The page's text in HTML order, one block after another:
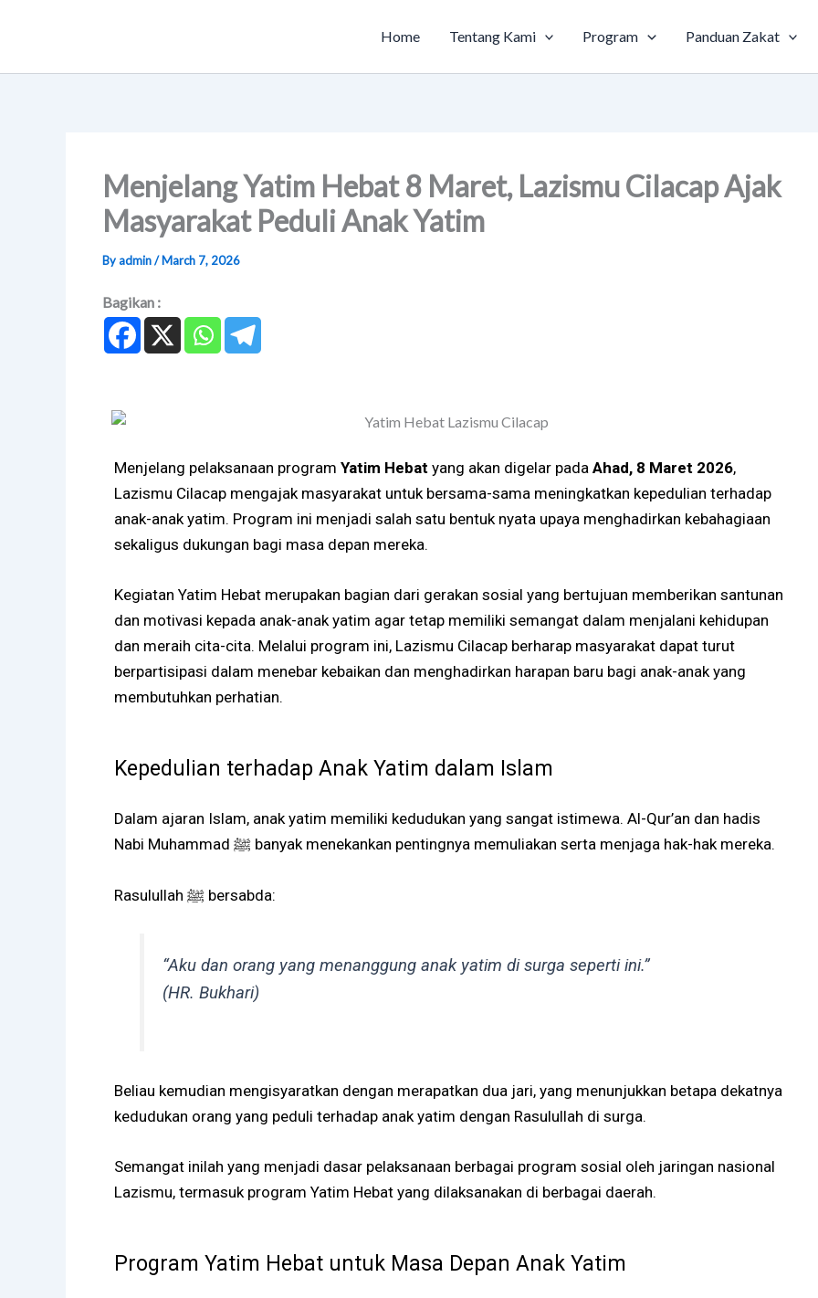
Home Tentang Kami Program Panduan Zakat
Menjelang Yatim Hebat 8 Maret, Lazismu Cilacap Ajak
Masyarakat Peduli Anak Yatim
By admin/March 7, 2026
Bagikan :
Menjelang pelaksanaan program Yatim Hebat yang akan digelar pada Ahad, 8 Maret 2026,
Lazismu Cilacap mengajak masyarakat untuk bersama-sama meningkatkan kepedulian terhadap
anak-anak yatim. Program ini menjadi salah satu bentuk nyata upaya menghadirkan kebahagiaan
sekaligus dukungan bagi masa depan mereka.
Kegiatan Yatim Hebat merupakan bagian dari gerakan sosial yang bertujuan memberikan santunan
dan motivasi kepada anak-anak yatim agar tetap memiliki semangat dalam menjalani kehidupan
dan meraih cita-cita. Melalui program ini, Lazismu Cilacap berharap masyarakat dapat turut
berpartisipasi dalam menebar kebaikan dan menghadirkan harapan baru bagi anak-anak yang
membutuhkan perhatian.
Kepedulian terhadap Anak Yatim dalam Islam
Dalam ajaran Islam, anak yatim memiliki kedudukan yang sangat istimewa. Al-Qur’an dan hadis
Nabi Muhammad ﷺ banyak menekankan pentingnya memuliakan serta menjaga hak-hak mereka.
Rasulullah ﷺ bersabda:
“Aku dan orang yang menanggung anak yatim di surga seperti ini.”
(HR. Bukhari)
Beliau kemudian mengisyaratkan dengan merapatkan dua jari, yang menunjukkan betapa dekatnya
kedudukan orang yang peduli terhadap anak yatim dengan Rasulullah di surga.
Semangat inilah yang menjadi dasar pelaksanaan berbagai program sosial oleh jaringan nasional
Lazismu, termasuk program Yatim Hebat yang dilaksanakan di berbagai daerah.
Program Yatim Hebat untuk Masa Depan Anak Yatim